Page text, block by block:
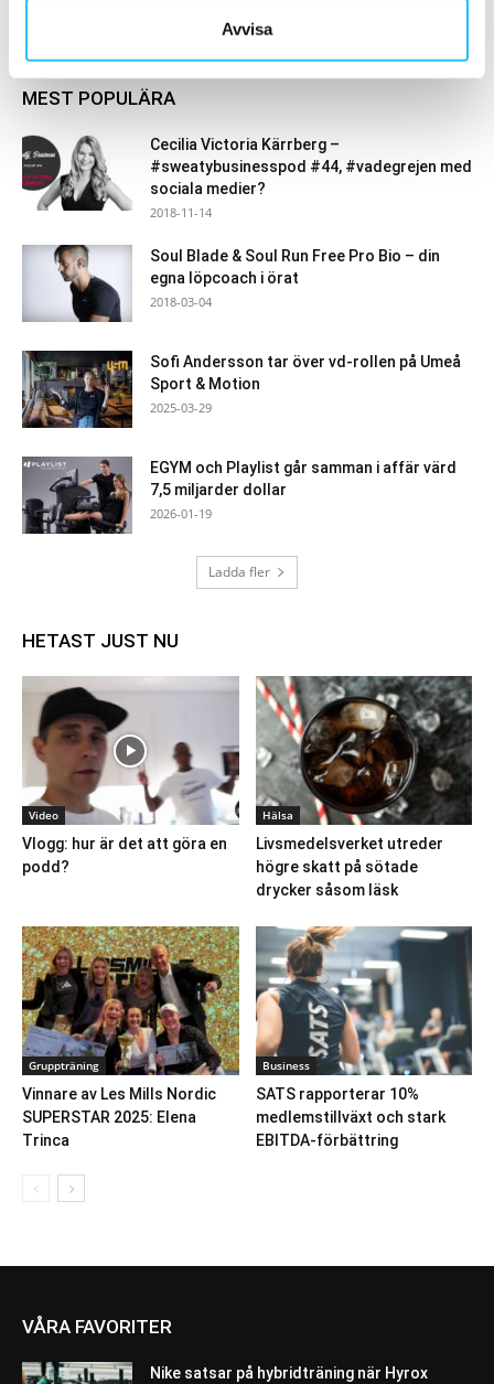
Avvisa
MEST POPULÄRA
Cecilia Victoria Kärrberg –
#sweatybusinesspod #44, #vadegrejen med
sociala medier?
2018-11-14
Soul Blade & Soul Run Free Pro Bio – din
egna löpcoach i örat
2018-03-04
Sofi Andersson tar över vd-rollen på Umeå
Sport & Motion
2025-03-29
EGYM och Playlist går samman i affär värd
7,5 miljarder dollar
2026-01-19
Ladda fler
HETAST JUST NU
Video
Vlogg: hur är det att göra en
podd?
Hälsa
Livsmedelsverket utreder
högre skatt på sötade
drycker såsom läsk
Gruppträning
Vinnare av Les Mills Nordic
SUPERSTAR 2025: Elena
Trinca
Business
SATS rapporterar 10%
medlemstillväxt och stark
EBITDA-förbättring
VÅRA FAVORITER
Nike satsar på hybridträning när Hyrox